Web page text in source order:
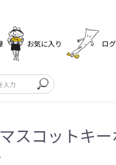
お気に入り ロ
スコットキ